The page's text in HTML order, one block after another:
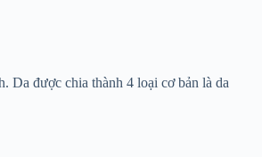
Da được chia thành 4 loại cơ bản là da